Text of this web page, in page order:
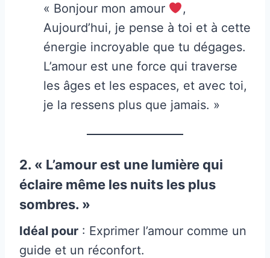
« Bonjour mon amour
,
Aujourd’hui, je pense à toi et à cette
énergie incroyable que tu dégages.
L’amour est une force qui traverse
les âges et les espaces, et avec toi,
je la ressens plus que jamais. »
2. « L’amour est une lumière qui
éclaire même les nuits les plus
sombres. »
Idéal pour : Exprimer l’amour comme un
guide et un réconfort.